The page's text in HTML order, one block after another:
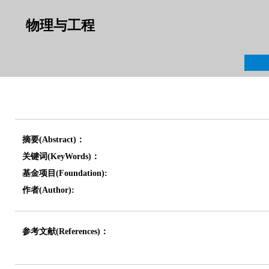
物理与工程
摘要(Abstract)：
关键词(KeyWords)：
基金项目(Foundation):
作者(Author):
参考文献(References)：